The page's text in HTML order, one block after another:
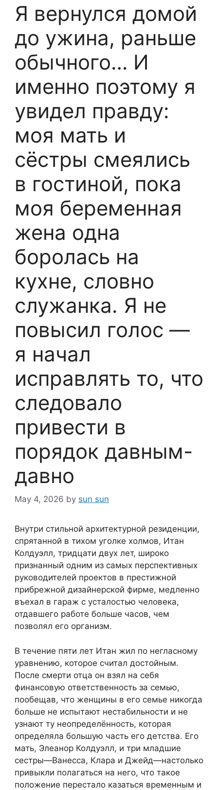
Я вернулся домой
до ужина, раньше
обычного… И
именно поэтому я
увидел правду:
моя мать и
сёстры смеялись
в гостиной, пока
моя беременная
жена одна
боролась на
кухне, словно
служанка. Я не
повысил голос —
я начал
исправлять то, что
следовало
привести в
порядок давным-
давно
May 4, 2026 by sun sun
Внутри стильной архитектурной резиденции,
спрятанной в тихом уголке холмов, Итан
Колдуэлл, тридцати двух лет, широко
признанный одним из самых перспективных
руководителей проектов в престижной
прибрежной дизайнерской фирме, медленно
въехал в гараж с усталостью человека,
отдавшего работе больше часов, чем
позволял его организм.
В течение пяти лет Итан жил по негласному
уравнению, которое считал достойным.
После смерти отца он взял на себя
финансовую ответственность за семью,
пообещав, что женщины в его семье никогда
больше не испытают нестабильности и не
узнают ту неопределённость, которая
определяла большую часть его детства. Его
мать, Элеанор Колдуэлл, и три младшие
сестры—Ванесса, Клара и Джейд—настолько
привыкли полагаться на него, что такое
положение перестало казаться временным и